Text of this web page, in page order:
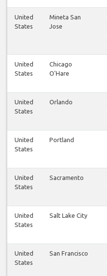
United
States
Mineta San
Jose
United
States
Chicago
O'Hare
United
States
Orlando
United
States
Portland
United
States
Sacramento
United
States
Salt Lake City
United
States
San Francisco